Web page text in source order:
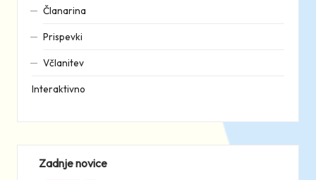
Članarina
Prispevki
Včlanitev
Interaktivno
Zadnje novice